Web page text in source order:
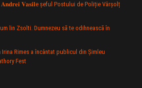
𝐕𝐚𝐬𝐢𝐥e şeful Postului de Poliție Vârșolț
lin Zsolti. Dumnezeu sã te odihneascã în
Irina Rimes a încântat publicul din Şimleu
Fest